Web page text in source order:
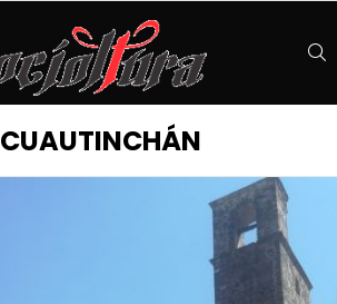
CUAUTINCHÁN